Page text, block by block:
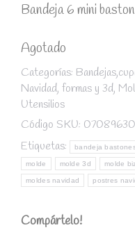
Bandeja 6 mini
Agotado
Categorías:
Navidad, formas y 3d,
Utensilios
Código SKU:
Etiquetas:
bandeja
molde molde 3d molde
moldes navidad postres
Compártelo!